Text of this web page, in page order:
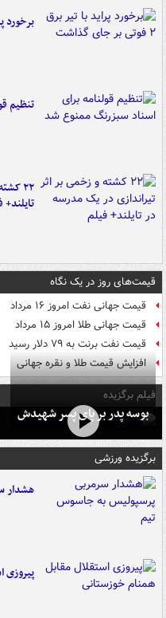
برخورد پراید
تنظیم
۲۲
تایلند+
قیمت‌های روز در یک نگاه
قیمت جهانی نفت امروز ۱۶ مرداد
قیمت جهانی طلا امروز ۱۵ مرداد
قیمت نفت برنت به ۷۹ دلار رسید
افزایش قیمت طلا و نقره جهانی
فیلم برگزیده
بوسه‌ پدر بر پای پسر شهیدش
برگزیده ورزشی
هشدار
پیروزی